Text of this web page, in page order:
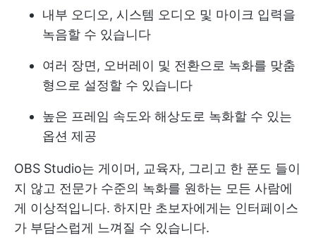
내부 오디오, 시스템 오디오 및 마이크 입력을
녹음할 수 있습니다
여러 장면, 오버레이 및 전환으로 녹화를 맞춤
형으로 설정할 수 있습니다
높은 프레임 속도와 해상도로 녹화할 수 있는
옵션 제공
OBS Studio는 게이머, 교육자, 그리고 한 푼도 들이
지 않고 전문가 수준의 녹화를 원하는 모든 사람에
게 이상적입니다. 하지만 초보자에게는 인터페이스
가 부담스럽게 느껴질 수 있습니다.